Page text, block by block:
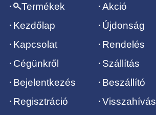
Termékek
Kezdőlap
Kapcsolat
Cégünkről
Bejelentkezés
Regisztráció
Akció
Újdonság
Rendelés
Szállítás
Beszállító
Visszahívás